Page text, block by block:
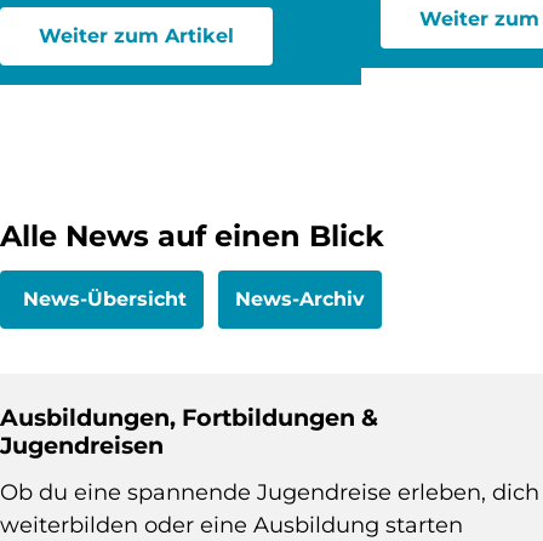
Weiter zum Artikel
Weiter
Alle News auf einen Blick
News-Übersicht News-Archiv
Ausbildungen, Fortbildungen &
Jugendreisen
Ob du eine spannende Jugendreise erleben, dich
weiterbilden oder eine Ausbildung starten